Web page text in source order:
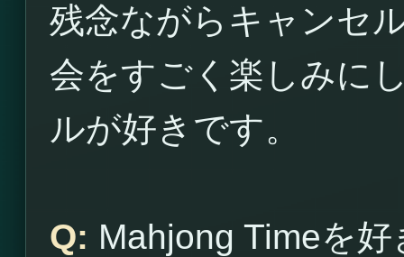
残念ながらキャンセ
会をすごく楽しみに
ルが好きです。
Q: Mahjong Timeを